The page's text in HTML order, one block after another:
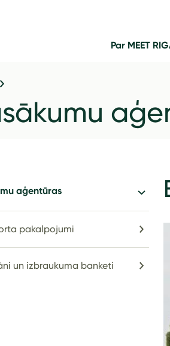
Par MEET
aģentūras
pakalpojumi
un izbraukuma banketi